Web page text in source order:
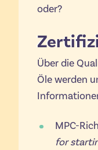
oder?
Über die
Öle werden
MPC-
for